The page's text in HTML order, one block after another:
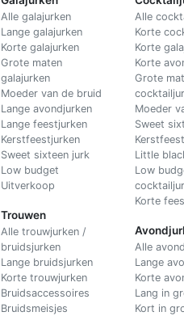
Alle galajurken
Lange galajurken
Korte galajurken
Grote maten
galajurken
Moeder van de bruid
Lange avondjurken
Lange feestjurken
Kerstfeestjurken
Sweet sixteen jurk
Low budget
Uitverkoop
Trouwen
Alle trouwjurken /
bruidsjurken
Lange bruidsjurken
Korte trouwjurken
Bruidsaccessoires
Bruidsmeisjes
Alle
Korte
Korte
Korte
Grote
Moeder
Sweet
Little
Low
Korte
Alle
Lange
Korte
Lang in
Kort in